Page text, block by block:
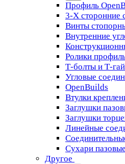
Профиль
3-Х сторонние
Винты
Внутренние
Ролики
Т-болты и Т-
Угловые
OpenBuilds
Втулки
Заглушки
Заглушки
Линейные
Сухари пазовые
Другое